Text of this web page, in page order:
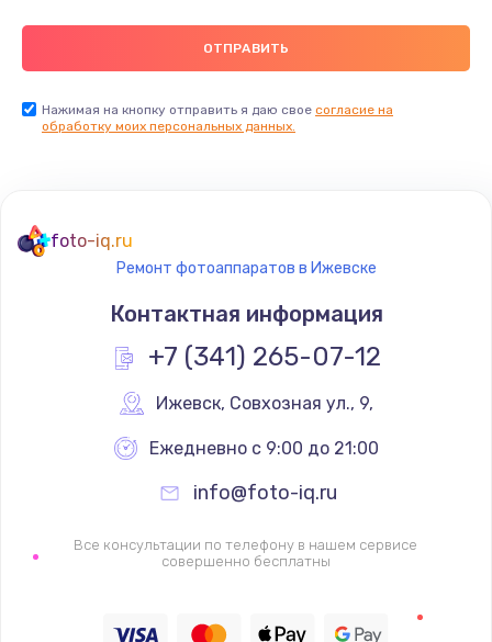
Нажимая на кнопку отправить я даю свое согласие на
обработку моих персональных данных.
foto-iq.ru
Ремонт фотоаппаратов в Ижевске
Контактная информация
+7 (341) 265-07-12
Ижевск, Совхозная ул., 9,
Ежедневно с 9:00 до 21:00
info@foto-iq.ru
Все консультации по телефону в нашем сервисе
совершенно бесплатны